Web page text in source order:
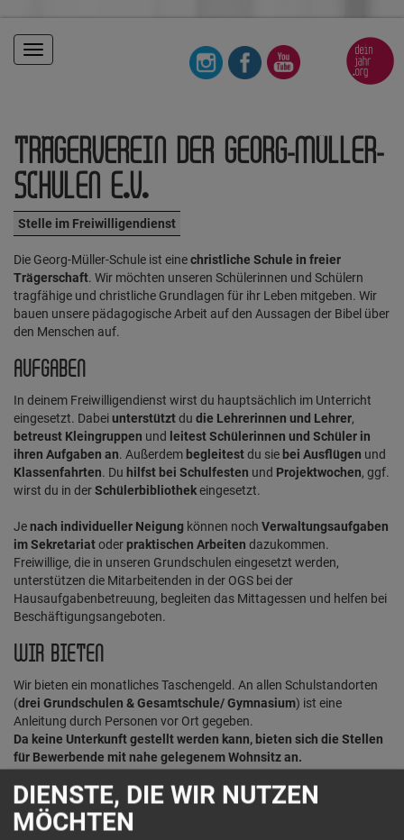
Toggle
navigation
TRÄGERVEREIN DER GEORG-MÜLLER-
SCHULEN E.V.
Stelle im Freiwilligendienst
Die Georg-Müller-Schule ist einechristliche Schule in freier
Trägerschaft. Wir möchten unseren Schülerinnen und Schülern
tragfähige und christliche Grundlagen für ihr Leben mitgeben. Wir
bauen unsere pädagogische Arbeit auf den Aussagen der Bibel über
den Menschen auf.
AUFGABEN
In deinem Freiwilligendienst wirst du hauptsächlich im Unterricht
eingesetzt. Dabeiunterstütztdu die Lehrerinnen und Lehrer,
betreust Kleingruppen und leitest Schülerinnen und Schüler in
ihren Aufgaben an. Außerdem begleitestdu sie bei Ausflügen und
Klassenfahrten. Du hilfst bei Schulfesten und Projektwochen, ggf.
wirst du in derSchülerbibliothekeingesetzt.
Jenach individueller Neigung können noch Verwaltungsaufgaben
im Sekretariatoderpraktischen Arbeiten dazukommen.
Freiwillige, die in unseren Grundschulen eingesetzt werden,
unterstützen die Mitarbeitenden in der OGS bei der
Hausaufgabenbetreuung, begleiten das Mittagessen und helfen bei
Beschäftigungsangeboten.
WIR BIETEN
Wir bieten ein monatliches Taschengeld. An allen Schulstandorten
(drei Grundschulen & Gesamtschule/ Gymnasium) ist eine
Anleitung durch Personen vor Ort gegeben.
Da keine Unterkunft gestellt werden kann, bieten sich die Stellen
für Bewerbende mit nahe gelegenem Wohnsitz an.
DEIN KONTAKT
DIENSTE, DIE WIR NUTZEN
MÖCHTEN